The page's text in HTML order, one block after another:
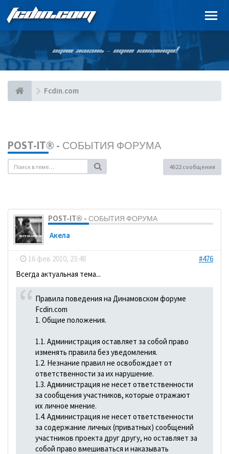
FCDIN.COM
ОДНА ЖИЗНЬ – ОДНА КОМАНДА!
Fcdin.com
POST-IT® - СОБЫТИЯ ФОРУМА
4622 сообщения
POST-IT® - СОБЫТИЯ ФОРУМА
Акела
- 16 фев 2010, 23:48
#476
Всегда актуальная тема...
Правила поведения на Динамовском форуме
Fcdin.com
1. Общие положения.
1.1. Администрация оставляет за собой право
изменять правила без уведомления.
1.2. Незнание правил не освобождает от
ответственности за их нарушение.
1.3. Администрация не несет ответственности
за сообщения участников, которые отражают
их личное мнение.
1.4. Администрация не несет ответственности
за содержание личных (приватных) сообщений
участников проекта друг другу, но оставляет за
собой право вмешиваться и наказывать